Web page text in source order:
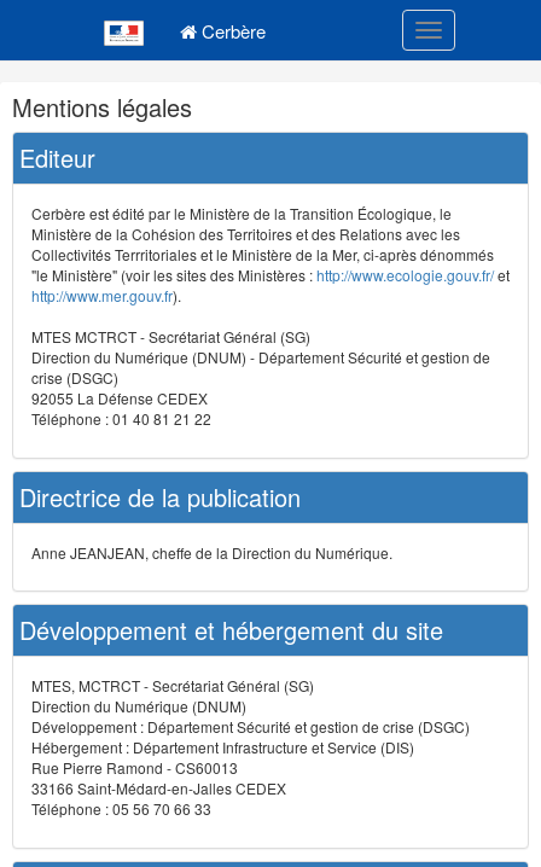
Cerbère Toggle
Navigation
et
outils
annexes
Mentions légales
Editeur
Cerbère est édité par le Ministère de la Transition Écologique, le
Ministère de la Cohésion des Territoires et des Relations avec les
Collectivités Terrritoriales et le Ministère de la Mer, ci-après dénommés
"le Ministère" (voir les sites des Ministères :http://www.ecologie.gouv.fr/et
http://www.mer.gouv.fr).
MTES MCTRCT - Secrétariat Général (SG)
Direction du Numérique (DNUM) - Département Sécurité et gestion de
crise (DSGC)
92055 La Défense CEDEX
Téléphone : 01 40 81 21 22
Directrice de la publication
Anne JEANJEAN, cheffe de la Direction du Numérique.
Développement et hébergement du site
MTES, MCTRCT - Secrétariat Général (SG)
Direction du Numérique (DNUM)
Développement : Département Sécurité et gestion de crise (DSGC)
Hébergement : Département Infrastructure et Service (DIS)
Rue Pierre Ramond - CS60013
33166 Saint-Médard-en-Jalles CEDEX
Téléphone : 05 56 70 66 33